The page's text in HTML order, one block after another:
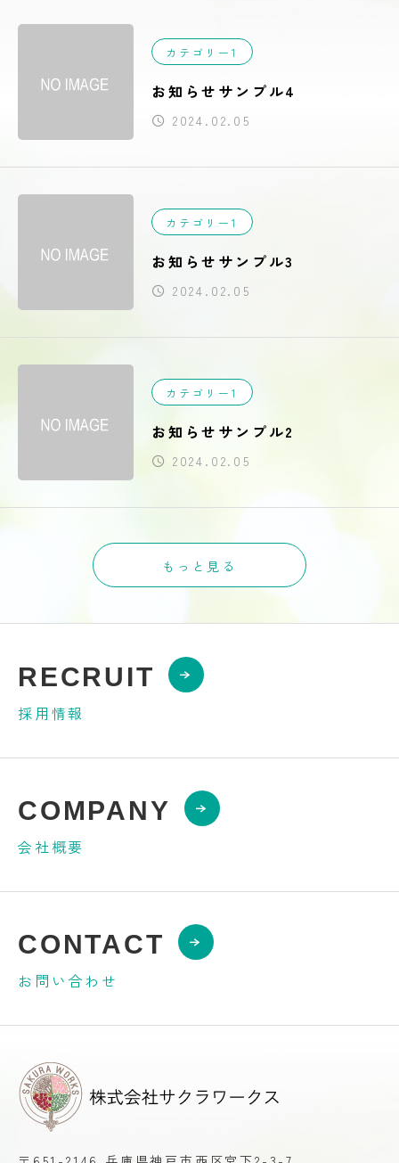
カテゴリー1
お知らせサンプル4
2024.02.05
カテゴリー1
お知らせサンプル3
2024.02.05
カテゴリー1
お知らせサンプル2
2024.02.05
もっと見る
RECRUIT
採用情報
COMPANY
会社概要
CONTACT
お問い合わせ